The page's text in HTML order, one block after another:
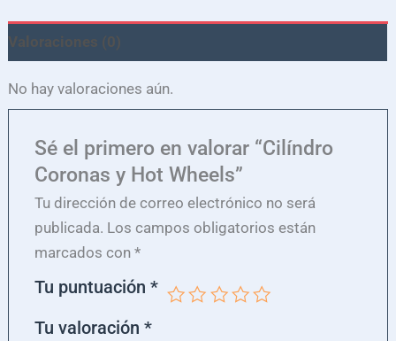
Valoraciones (0)
No hay valoraciones aún.
Sé el primero en valorar “Cilíndro
Coronas y Hot Wheels”
Tu dirección de correo electrónico no será
publicada. Los campos obligatorios están
marcados con *
Tu puntuación *
Tu valoración *